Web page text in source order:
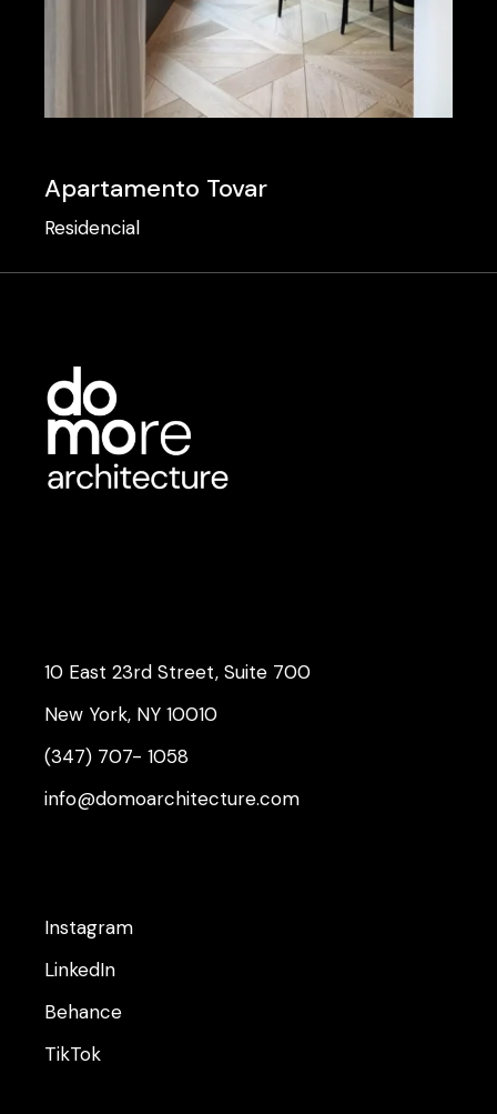
Apartamento Tovar
Residencial
10 East 23rd Street, Suite 700
New York, NY 10010
(347) 707- 1058
info@domoarchitecture.com
Instagram
LinkedIn
Behance
TikTok